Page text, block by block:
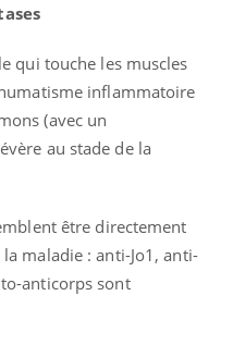
qui touche les muscles
inflammatoire
(avec un
au stade de la
être directement
maladie : anti-Jo1, anti-
anticorps sont